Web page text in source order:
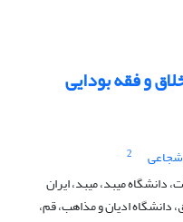
و فقه بودایی
2
دانشگاه میبد، میبد، ایران
ادیان و مذاهب، قم،